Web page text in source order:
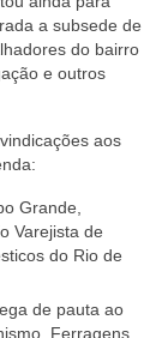
a subsede de
do bairro
e outros
aos
Grande,
Varejista de
do Rio de
de pauta ao
Ferragens,